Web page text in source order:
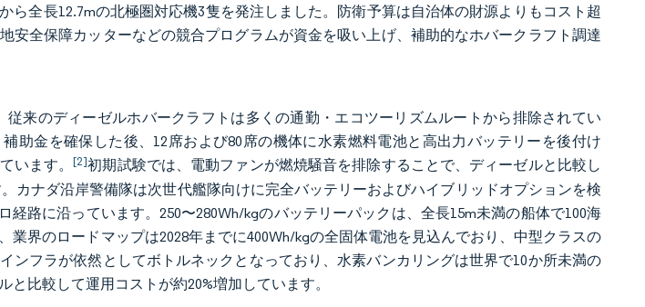
ら全長12.7mの北極圏対応機3隻を発注しました。防衛予算は自治体の財源よりもコスト超
安全保障カッターなどの競合プログラムが資金を吸い上げ、補助的なホバークラフト調達
従来のディーゼルホバークラフトは多くの通勤・エコツーリズムルートから排除されてい
助金を確保した後、12席および80席の機体に水素燃料電池と高出力バッテリーを後付け
います。[2]初期試験では、電動ファンが燃焼騒音を排除することで、ディーゼルと比較し
カナダ沿岸警備隊は次世代艦隊向けに完全バッテリーおよびハイブリッドオプションを検
経路に沿っています。250〜280Wh/kgのバッテリーパックは、全長15m未満の船体で100海
業界のロードマップは2028年までに400Wh/kgの全固体電池を見込んでおり、中型クラスの
ンフラが依然としてボトルネックとなっており、水素バンカリングは世界で10か所未満の
比較して運用コストが約20%増加しています。